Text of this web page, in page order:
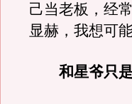
己当老板，经
显赫，我想可
和星爷只